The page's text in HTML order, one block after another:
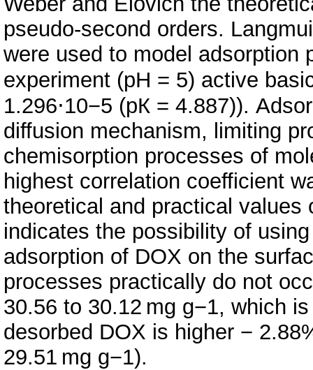
pseudo-second orders.
were used to model adsorption
experiment (pH = 5) active
1.296⋅10−5 (рК = 4.887)).
diffusion mechanism, limiting
chemisorption processes of
highest correlation coefficient
theoretical and practical
indicates the possibility of
adsorption of DOX on the
processes practically do not
30.56 to 30.12 mg g−1, which
desorbed DOX is higher −
29.51 mg g−1).